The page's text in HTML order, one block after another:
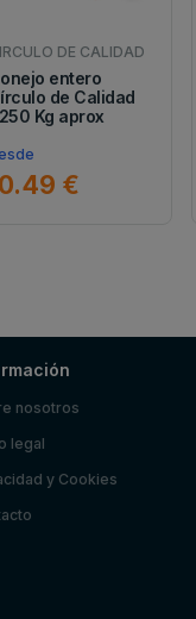
DE CALIDAD
entero
de Calidad
Kg aprox
€
nosotros
legal
y Cookies